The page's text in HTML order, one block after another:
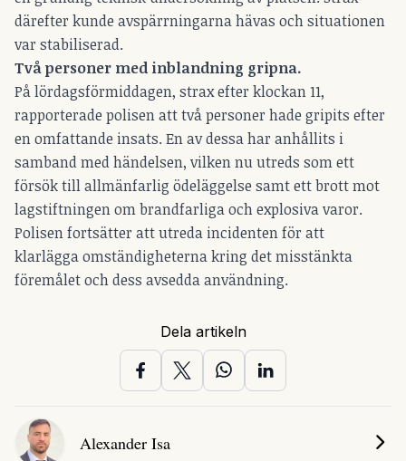
därefter kunde avspärrningarna hävas och situationen
var stabiliserad.
Två personer med inblandning gripna.
På lördagsförmiddagen, strax efter klockan 11,
rapporterade polisen att två personer hade gripits efter
en omfattande insats. En av dessa har anhållits i
samband med händelsen, vilken nu utreds som ett
försök till allmänfarlig ödeläggelse samt ett brott mot
lagstiftningen om brandfarliga och explosiva varor.
Polisen fortsätter att utreda incidenten för att
klarlägga omständigheterna kring det misstänkta
föremålet och dess avsedda användning.
Dela artikeln
Alexander Isa